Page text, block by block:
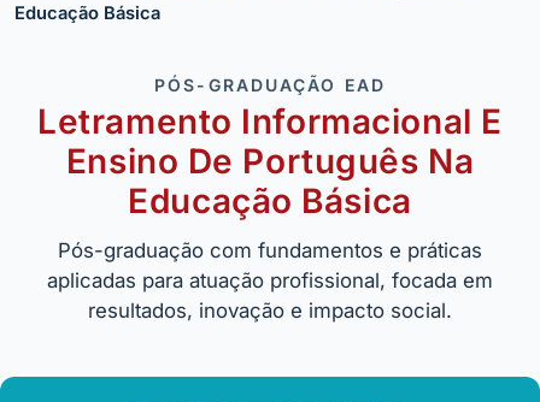
Educação Básica
PÓS-GRADUAÇÃO EAD
Letramento Informacional E
Ensino De Português Na
Educação Básica
Pós-graduação com fundamentos e práticas
aplicadas para atuação profissional, focada em
resultados, inovação e impacto social.